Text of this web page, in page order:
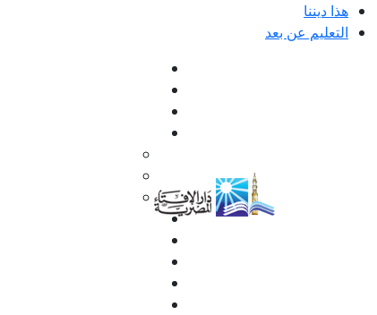
هذا ديننا
التعليم عن بعد